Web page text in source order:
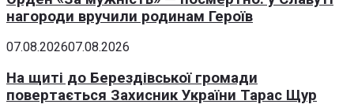
нагороди вручили родинам Героїв
07.08.202607.08.2026
На щиті до Берездівської громади
повертається Захисник України Тарас Щур